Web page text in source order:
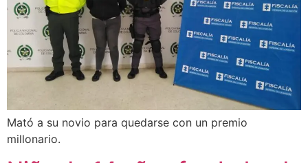
Mató a su novio para quedarse con un premio
millonario.